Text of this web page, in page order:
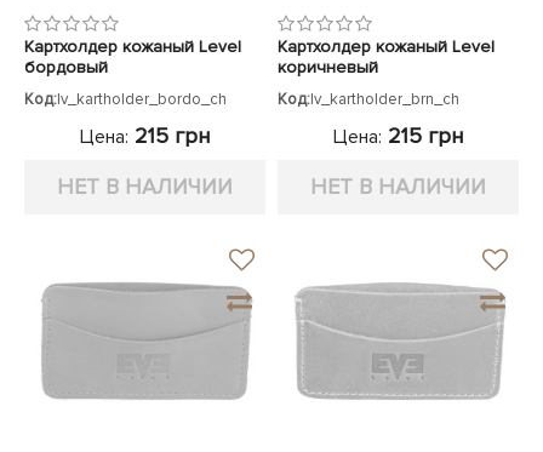
Картхолдер кожаный Level
бордовый
Код:lv_kartholder_bordo_ch
Цена: 215 грн
НЕТ В НАЛИЧИИ
Картхолдер кожаный Level
коричневый
Код:lv_kartholder_brn_ch
Цена: 215 грн
НЕТ В НАЛИЧИИ